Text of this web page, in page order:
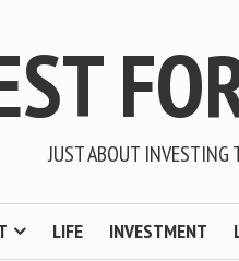
JUST ABOUT
LIFE INVESTMENT